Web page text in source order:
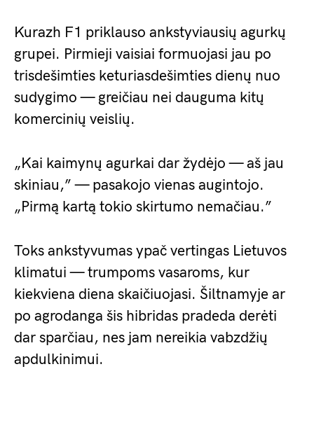
Kurazh F1 priklauso ankstyviausių agurkų
grupei. Pirmieji vaisiai formuojasi jau po
trisdešimties keturiasdešimties dienų nuo
sudygimo — greičiau nei dauguma kitų
komercinių veislių.
„Kai kaimynų agurkai dar žydėjo — aš jau
skiniau,” — pasakojo vienas augintojo.
„Pirmą kartą tokio skirtumo nemačiau.”
Toks ankstyvumas ypač vertingas Lietuvos
klimatui — trumpoms vasaroms, kur
kiekviena diena skaičiuojasi. Šiltnamyje ar
po agrodanga šis hibridas pradeda derėti
dar sparčiau, nes jam nereikia vabzdžių
apdulkinimui.